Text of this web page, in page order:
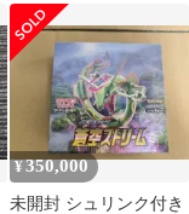
クケース ボックスロ
ーダー25
¥350,000
未開封 シュリンク付き